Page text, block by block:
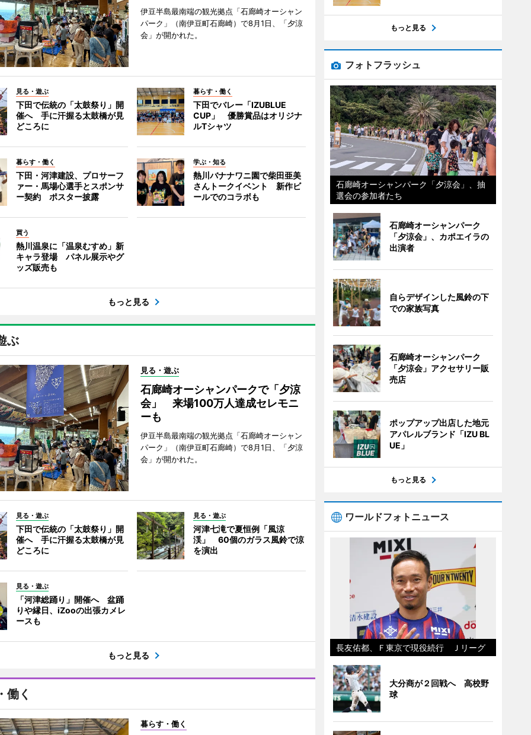
伊豆半島最南端の観光拠点「石廊崎オーシャン
パーク」（南伊豆町石廊崎）で8月1日、「夕涼
会」が開かれた。
見る・遊ぶ
下田で伝統の「太鼓祭り」開
催へ 手に汗握る太鼓橋が見
どころに
暮らす・働く
下田でバレー「IZUBLUE
CUP」 優勝賞品はオリジナ
ルTシャツ
暮らす・働く
下田・河津建設、プロサーフ
ァー・馬場心選手とスポンサ
ー契約 ポスター披露
学ぶ・知る
熱川バナナワニ園で柴田亜美
さんトークイベント 新作ビ
ールでのコラボも
買う
熱川温泉に「温泉むすめ」新
キャラ登場 パネル展示やグ
ッズ販売も
もっと見る
ぶ
見る・遊ぶ
石廊崎オーシャンパークで「夕涼
会」 来場100万人達成セレモニ
ーも
伊豆半島最南端の観光拠点「石廊崎オーシャン
パーク」（南伊豆町石廊崎）で8月1日、「夕涼
会」が開かれた。
見る・遊ぶ
下田で伝統の「太鼓祭り」開
催へ 手に汗握る太鼓橋が見
どころに
見る・遊ぶ
河津七滝で夏恒例「風涼
渓」 60個のガラス風鈴で涼
を演出
見る・遊ぶ
「河津総踊り」開催へ 盆踊
りや縁日、iZooの出張カメレ
ースも
もっと見る
働く
暮らす・働く
もっと見る
フォトフラッシュ
石廊崎オーシャンパーク「夕涼会」、抽
選会の参加者たち
石廊崎オーシャンパーク
「夕涼会」、カポエイラの
出演者
自らデザインした風鈴の下
での家族写真
石廊崎オーシャンパーク
「夕涼会」アクセサリー販
売店
ポップアップ出店した地元
アパレルブランド「IZU BL
UE」
もっと見る
ワールドフォトニュース
長友佑都、Ｆ東京で現役続行 Ｊリーグ
大分商が２回戦へ 高校野
球